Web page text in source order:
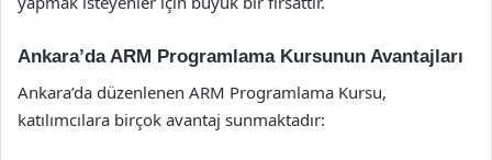
Ankara’da ARM Programlama Kursunun Avantajları
Ankara’da düzenlenen ARM Programlama Kursu,
katılımcılara birçok avantaj sunmaktadır: